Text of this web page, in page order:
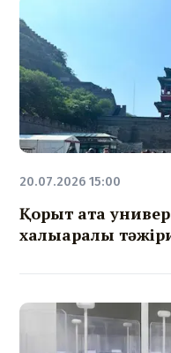
20.07.2026 15:00
Қорқыт ата
халықаралық